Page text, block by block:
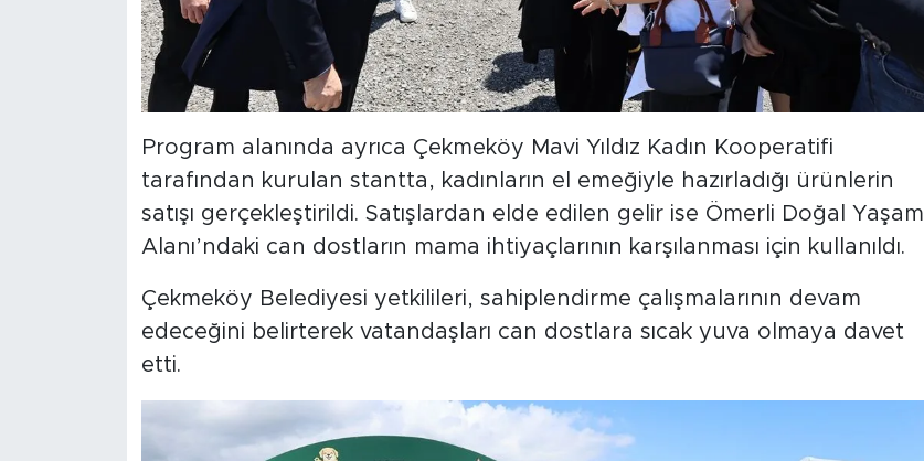
Program alanında ayrıca Çekmeköy Mavi Yıldız Kadın Kooperatifi
tarafından kurulan stantta, kadınların el emeğiyle hazırladığı ürünlerin
satışı gerçekleştirildi. Satışlardan elde edilen gelir ise Ömerli Doğal Yaşam
Alanı’ndaki can dostların mama ihtiyaçlarının karşılanması için kullanıldı.
Çekmeköy Belediyesi yetkilileri, sahiplendirme çalışmalarının devam
edeceğini belirterek vatandaşları can dostlara sıcak yuva olmaya davet
etti.